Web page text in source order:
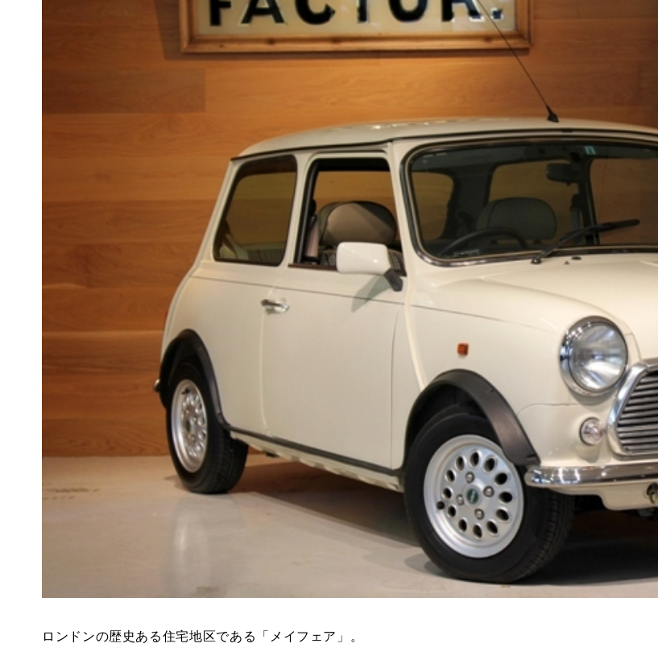
iRで愛車を売却されたお客様の声
ローバーミニ メンテナンス
最近の修理実績
スタッフブログ
Part's Report パーツ販売のご案内
iRについて
プライバシーポ
サイトマップ
BMW MINI サービス工場
iR TECH FACTORY
ロンドンの歴史ある住宅地区である「メイフェア」。